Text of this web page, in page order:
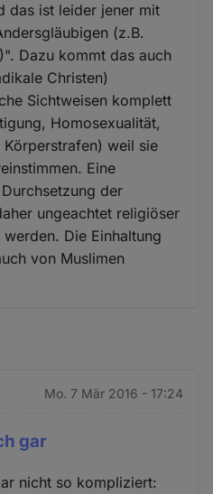
das ist leider jener mit
(z.B.
Dazu kommt das auch
Christen)
Sichtweisen komplett
Homosexualität,
weil sie
Eine
der
ungeachtet religiöser
Die Einhaltung
von Muslimen
Mo. 7 Mär 2016 - 17:24
gar
nicht so kompliziert: